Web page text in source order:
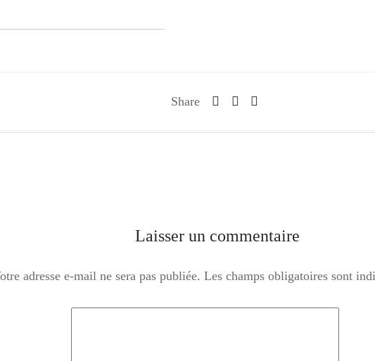
Share
Laisser un commentaire
adresse e-mail ne sera pas publiée. Les champs obligatoires sont